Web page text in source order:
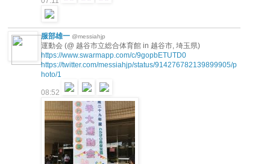
服部雄一 @messiahjp
運動会 (@ 越谷市立総合体育館 in 越谷市, 埼玉県)
https://www.swarmapp.com/c/9gopbETUTD0
https://twitter.com/messiahjp/status/914276782139899905/p
hoto/1
08:52